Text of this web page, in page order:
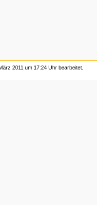
2011 um 17:24 Uhr bearbeitet.